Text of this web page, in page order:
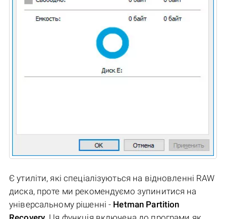
Є утиліти, які спеціалізуються на відновленні RAW
диска, проте ми рекомендуємо зупинитися на
універсальному рішенні - Hetman Partition